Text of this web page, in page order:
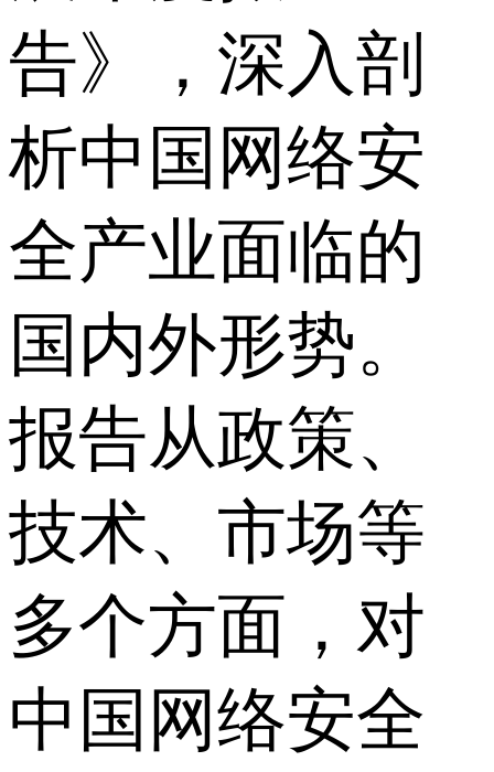
告》，深入剖
析中国网络安
全产业面临的
国内外形势。
报告从政策、
技术、市场等
多个方面，对
中国网络安全